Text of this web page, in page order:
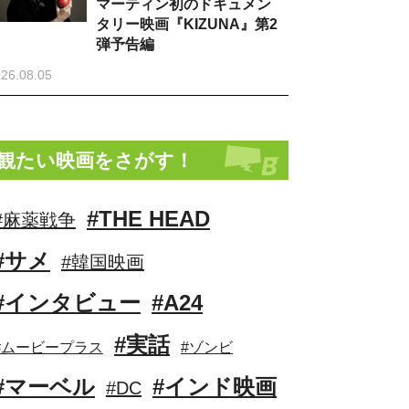
マーティン初のドキュメン
タリー映画『KIZUNA』第2
弾予告編
たい映画をさがす！
薬戦争 #THE HEAD
サメ
#韓国映画
インタビュー #A24
ービープラス #実話 #ゾンビ
マーベル #DC #インド映画